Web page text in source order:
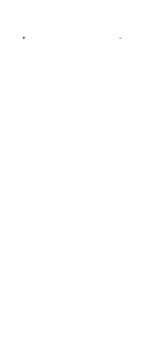
Los proyectos